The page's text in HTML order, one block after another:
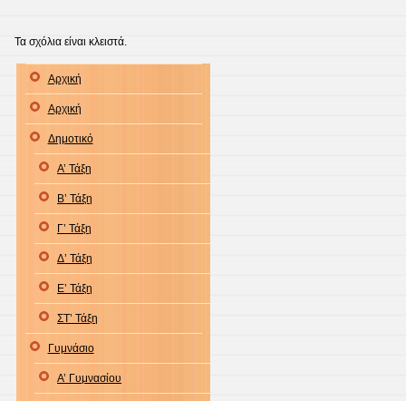
Τα σχόλια είναι κλειστά.
Αρχική
Αρχική
Δημοτικό
Α’ Τάξη
Β’ Τάξη
Γ’ Τάξη
Δ’ Τάξη
Ε’ Τάξη
ΣΤ’ Τάξη
Γυμνάσιο
Α’ Γυμνασίου